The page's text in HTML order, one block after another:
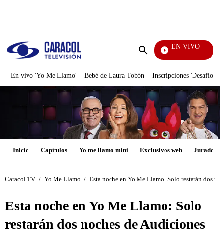
Enviar
EN VIVO
Día A Día
En vivo 'Yo Me Llamo' Bebé de Laura Tobón Inscripciones 'Desafío'
Inicio Capítulos Yo me llamo mini Exclusivos web Jurados
Caracol TV / Yo Me Llamo / Esta noche en Yo Me Llamo: Solo restarán dos
Esta noche en Yo Me Llamo: Solo
restarán dos noches de Audiciones